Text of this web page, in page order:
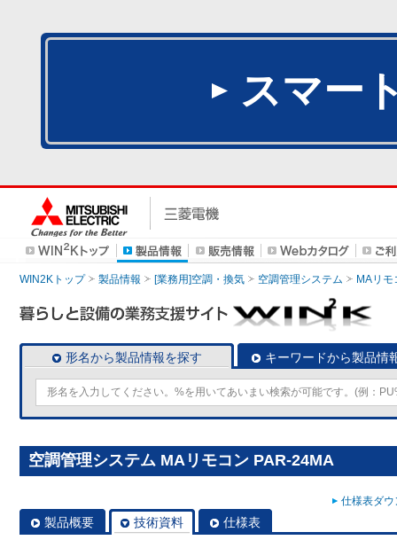
スマー
WIN2Kトップ 製品情報 [業務用]空調・換気 空調管理システム MAリモ
形名から製品情報を探す キーワードから製品情
空調管理システム MAリモコン PAR-24MA
仕様表ダ
製品概要 技術資料 仕様表